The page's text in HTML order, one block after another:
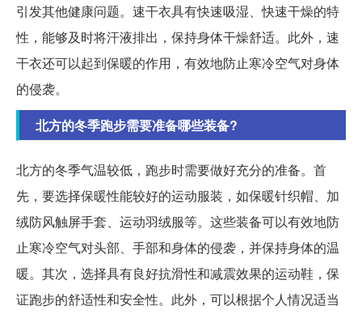
引发其他健康问题。速干衣具有快速吸湿、快速干燥的特
性，能够及时将汗液排出，保持身体干燥舒适。此外，速
干衣还可以起到保暖的作用，有效地防止寒冷空气对身体
的侵袭。
北方的冬季跑步需要准备哪些装备?
北方的冬季气温较低，跑步时需要做好充分的准备。首
先，要选择保暖性能较好的运动服装，如保暖针织帽、加
绒防风触屏手套、运动羽绒服等。这些装备可以有效地防
止寒冷空气对头部、手部和身体的侵袭，并保持身体的温
暖。其次，选择具有良好抗滑性和减震效果的运动鞋，保
证跑步的舒适性和安全性。此外，可以根据个人情况适当